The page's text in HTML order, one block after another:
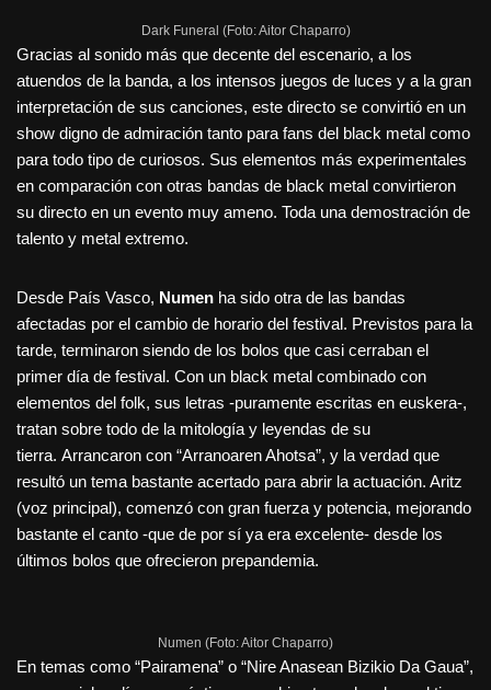
Dark Funeral (Foto: Aitor Chaparro)
Gracias al sonido más que decente del escenario, a los
atuendos de la banda, a los intensos juegos de luces y a la gran
interpretación de sus canciones, este directo se convirtió en un
show digno de admiración tanto para fans del black metal como
para todo tipo de curiosos. Sus elementos más experimentales
en comparación con otras bandas de black metal convirtieron
su directo en un evento muy ameno. Toda una demostración de
talento y metal extremo.
Desde País Vasco, Numen ha sido otra de las bandas
afectadas por el cambio de horario del festival. Previstos para la
tarde, terminaron siendo de los bolos que casi cerraban el
primer día de festival. Con un black metal combinado con
elementos del folk, sus letras -puramente escritas en euskera-,
tratan sobre todo de la mitología y leyendas de su
tierra. Arrancaron con “Arranoaren Ahotsa”, y la verdad que
resultó un tema bastante acertado para abrir la actuación. Aritz
(voz principal), comenzó con gran fuerza y potencia, mejorando
bastante el canto -que de por sí ya era excelente- desde los
últimos bolos que ofrecieron prepandemia.
Numen (Foto: Aitor Chaparro)
En temas como “Pairamena” o “Nire Anasean Bizikio Da Gaua”,